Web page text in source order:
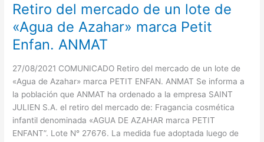
Retiro del mercado de un lote de
«Agua de Azahar» marca Petit
Enfan. ANMAT
27/08/2021 COMUNICADO Retiro del mercado de un lote de
«Agua de Azahar» marca PETIT ENFAN. ANMAT Se informa a
la población que ANMAT ha ordenado a la empresa SAINT
JULIEN S.A. el retiro del mercado de: Fragancia cosmética
infantil denominada «AGUA DE AZAHAR marca PETIT
ENFANT”. Lote N° 27676. La medida fue adoptada luego de
Retiro
del
mercado
de
lote
de
«Agua
de
Azahar»
marca